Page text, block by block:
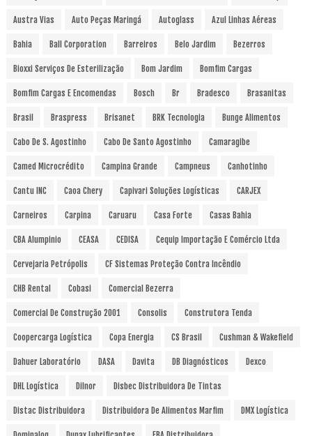
Austra Vias Auto Peças Maringá Autoglass Azul Linhas Aéreas
Bahia Ball Corporation Barreiros Belo Jardim Bezerros
Bioxxi Serviços De Esterilização Bom Jardim Bomfim Cargas
Bomfim Cargas E Encomendas Bosch Br Bradesco Brasanitas
Brasil Braspress Brisanet BRK Tecnologia Bunge Alimentos
Cabo De S. Agostinho Cabo De Santo Agostinho Camaragibe
Camed Microcrédito Campina Grande Campneus Canhotinho
Cantu INC Caoa Chery Capivari Soluções Logísticas CARJEX
Carneiros Carpina Caruaru Casa Forte Casas Bahia
CBA Alumpinio CEASA CEDISA Cequip Importação E Comércio Ltda
Cervejaria Petrópolis CF Sistemas Proteção Contra Incêndio
CHB Rental Cobasi Comercial Bezerra
Comercial De Construção 2001 Consolis Construtora Tenda
Coopercarga Logística Copa Energia CS Brasil Cushman & Wakefield
Dahuer Laboratório DASA Davita DB Diagnósticos Dexco
DHL Logística Dilnor Disbec Distribuidora De Tintas
Distac Distribuidora Distribuidora De Alimentos Marfim DMX Logística